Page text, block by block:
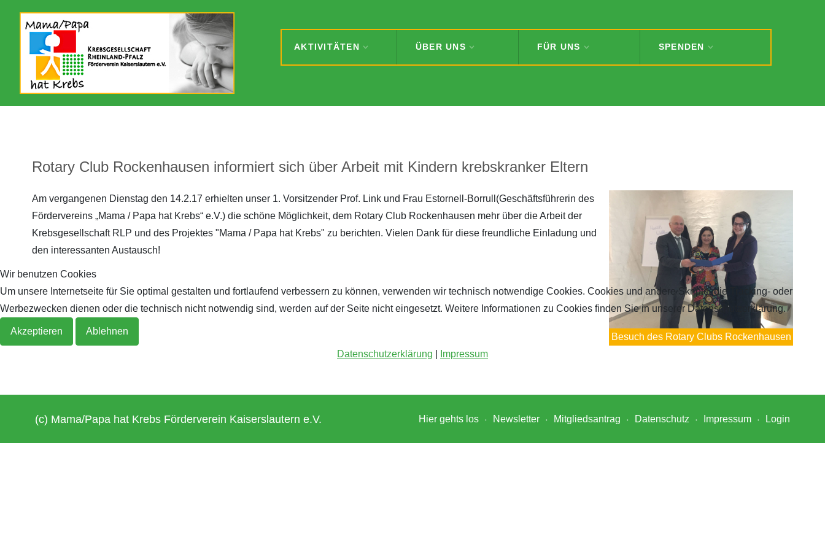
AKTIVITÄTEN ÜBER UNS FÜR UNS SPENDEN
Rotary Club Rockenhausen informiert sich über Arbeit mit Kindern krebskranker Eltern
Besuch des Rotary Clubs Rockenhausen
Am vergangenen Dienstag den 14.2.17 erhielten unser 1. Vorsitzender Prof. Link und Frau Estornell-Borrull(Geschäftsführerin des
Fördervereins „Mama / Papa hat Krebs“ e.V.) die schöne Möglichkeit, dem Rotary Club Rockenhausen mehr über die Arbeit der
Krebsgesellschaft RLP und des Projektes "Mama / Papa hat Krebs" zu berichten. Vielen Dank für diese freundliche Einladung und
den interessanten Austausch!
(c) Mama/Papa hat Krebs Förderverein Kaiserslautern e.V. Hier gehts los Newsletter Mitgliedsantrag Datenschutz Impressum Login
Wir benutzen Cookies
Um unsere Internetseite für Sie optimal gestalten und fortlaufend verbessern zu können, verwenden wir technisch notwendige Cookies. Cookies und andere Skripte, die Tracking- oder
Werbezwecken dienen oder die technisch nicht notwendig sind, werden auf der Seite nicht eingesetzt. Weitere Informationen zu Cookies finden Sie in unserer Datenschutzerklärung.
Akzeptieren Ablehnen
Datenschutzerklärung Impressum
Aktuelles
Archiv 2026
Archiv 2023
Archiv 2021
Archiv 2020
Archiv 2018
Archiv 2016
Unser Förderverein
Flyer
Kreativgruppe
Mitgliedschaft
Kontakt
Botschafter/in
Unterstützer
2026
2025
2022
2020
2019
2026
2025
Spendenaktionen 2021
Spendenaktionen 2022
Spendenaktionen 2025
Spenden statt Verschenken